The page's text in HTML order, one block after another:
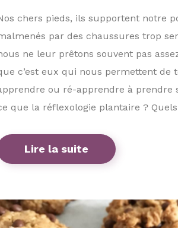
chers pieds, ils supportent notre
par des chaussures trop
ne leur prêtons souvent pas
c’est eux qui nous permettent de
ou ré-apprendre à prendre
que la réflexologie plantaire ?
Lire la suite